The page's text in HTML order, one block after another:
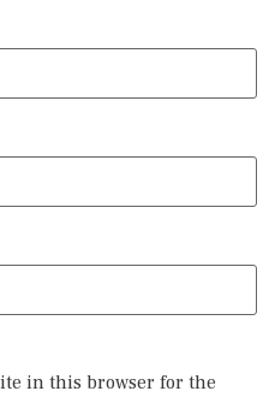
in this browser for the